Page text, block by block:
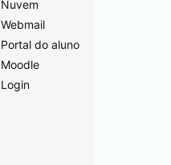
Nuvem
Webmail
Portal do aluno
Moodle
Login